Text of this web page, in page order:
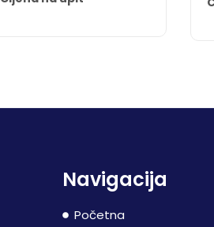
Navigacija
Početna